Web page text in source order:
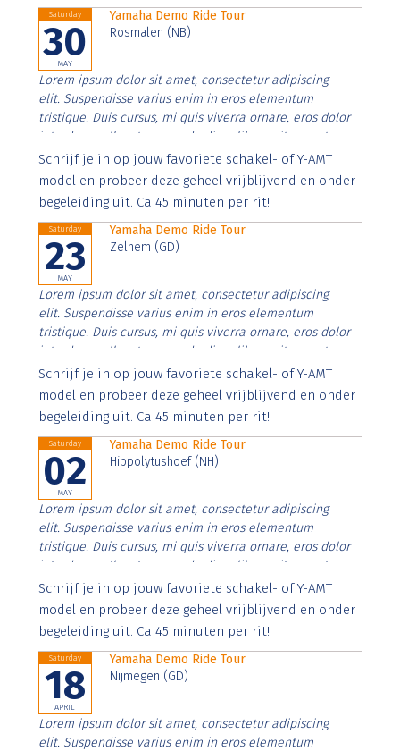
Saturday
30
MAY
Yamaha Demo Ride Tour
Rosmalen (NB)
Lorem ipsum dolor sit amet, consectetur adipiscing
elit. Suspendisse varius enim in eros elementum
tristique. Duis cursus, mi quis viverra ornare, eros dolor
interdum nulla, ut commodo diam libero vitae erat.
Aenean faucibus nibh et justo cursus id rutrum lorem
imperdiet. Nunc ut sem vitae risus tristique posuere.
Schrijf je in op jouw favoriete schakel- of Y-AMT
model en probeer deze geheel vrijblijvend en onder
begeleiding uit. Ca 45 minuten per rit!
Saturday
23
MAY
Yamaha Demo Ride Tour
Zelhem (GD)
Lorem ipsum dolor sit amet, consectetur adipiscing
elit. Suspendisse varius enim in eros elementum
tristique. Duis cursus, mi quis viverra ornare, eros dolor
interdum nulla, ut commodo diam libero vitae erat.
Aenean faucibus nibh et justo cursus id rutrum lorem
imperdiet. Nunc ut sem vitae risus tristique posuere.
Schrijf je in op jouw favoriete schakel- of Y-AMT
model en probeer deze geheel vrijblijvend en onder
begeleiding uit. Ca 45 minuten per rit!
Saturday
02
MAY
Yamaha Demo Ride Tour
Hippolytushoef (NH)
Lorem ipsum dolor sit amet, consectetur adipiscing
elit. Suspendisse varius enim in eros elementum
tristique. Duis cursus, mi quis viverra ornare, eros dolor
interdum nulla, ut commodo diam libero vitae erat.
Aenean faucibus nibh et justo cursus id rutrum lorem
imperdiet. Nunc ut sem vitae risus tristique posuere.
Schrijf je in op jouw favoriete schakel- of Y-AMT
model en probeer deze geheel vrijblijvend en onder
begeleiding uit. Ca 45 minuten per rit!
Saturday
18
APRIL
Yamaha Demo Ride Tour
Nijmegen (GD)
Lorem ipsum dolor sit amet, consectetur adipiscing
elit. Suspendisse varius enim in eros elementum